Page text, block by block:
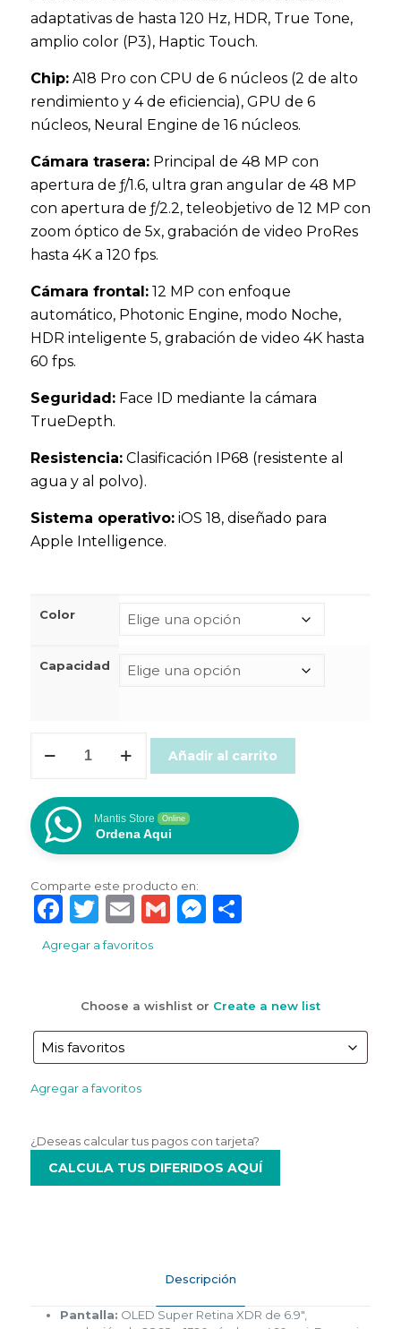
adaptativas de hasta 120 Hz, HDR, True Tone,
amplio color (P3), Haptic Touch.
Chip: A18 Pro con CPU de 6 núcleos (2 de alto
rendimiento y 4 de eficiencia), GPU de 6
núcleos, Neural Engine de 16 núcleos.
Cámara trasera: Principal de 48 MP con
apertura de ƒ/1.6, ultra gran angular de 48 MP
con apertura de ƒ/2.2, teleobjetivo de 12 MP con
zoom óptico de 5x, grabación de video ProRes
hasta 4K a 120 fps.
Cámara frontal: 12 MP con enfoque
automático, Photonic Engine, modo Noche,
HDR inteligente 5, grabación de video 4K hasta
60 fps.
Seguridad: Face ID mediante la cámara
TrueDepth.
Resistencia: Clasificación IP68 (resistente al
agua y al polvo).
Sistema operativo: iOS 18, diseñado para
Apple Intelligence.
Color
Capacidad
SIM
cantidad
Añadir al carrito
Mantis Store Online
Ordena Aqui
Comparte este producto en:
Facebook
Twitter
Email
GmailMessenger
Compartir
Agregar a favoritos
Choose a wishlistor Create a new list
Agregar a favoritos
¿Deseas calcular tus pagos con tarjeta?
CALCULA TUS DIFERIDOS AQUÍ
Descripción
Pantalla: OLED Super Retina XDR de 6.9″,